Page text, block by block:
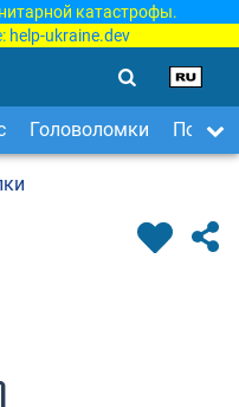
катастрофы.
help-ukraine.dev
Головоломки Поиск